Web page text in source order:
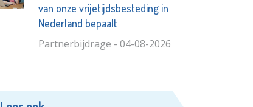
van onze vrijetijdsbesteding in
Nederland bepaalt
Partnerbijdrage - 04-08-2026